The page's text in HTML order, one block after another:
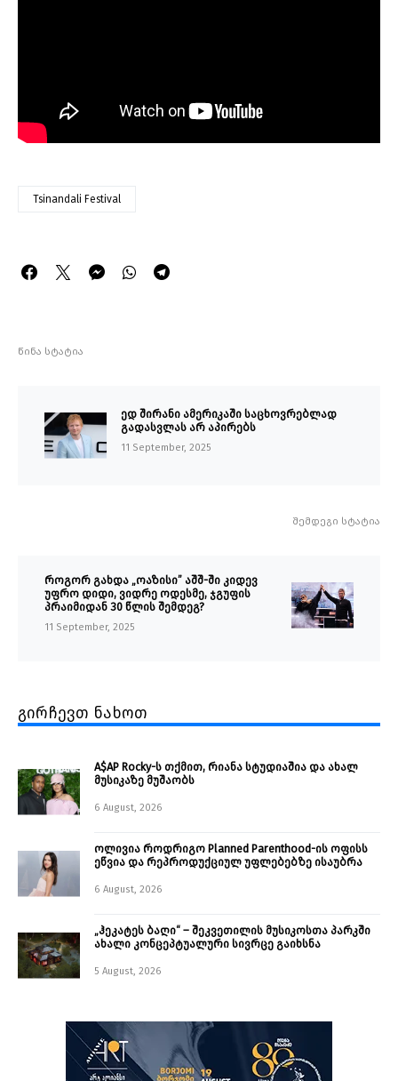
Tsinandali Festival
წინა სტატია
ედ შირანი ამერიკაში საცხოვრებლად
გადასვლას არ აპირებს
11 September, 2025
შემდეგი სტატია
როგორ გახდა „ოაზისი” აშშ-ში კიდევ
უფრო დიდი, ვიდრე ოდესმე, ჯგუფის
პრაიმიდან 30 წლის შემდეგ?
11 September, 2025
გირჩევთ ნახოთ
A$AP Rocky-ს თქმით, რიანა სტუდიაშია და ახალ
მუსიკაზე მუშაობს
6 August, 2026
ოლივია როდრიგო Planned Parenthood-ის ოფისს
ეწვია და რეპროდუქციულ უფლებებზე ისაუბრა
6 August, 2026
„ჰეკატეს ბაღი“ – შეკვეთილის მუსიკოსთა პარკში
ახალი კონცეპტუალური სივრცე გაიხსნა ￼
5 August, 2026